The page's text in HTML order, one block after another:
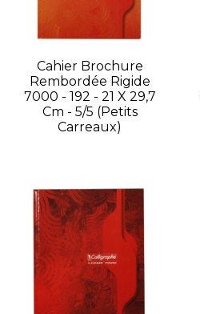
Cahier Brochure
Rembordée Rigide
7000 - 192 - 21 X 29,7
Cm - 5/5 (petits
Carreaux)